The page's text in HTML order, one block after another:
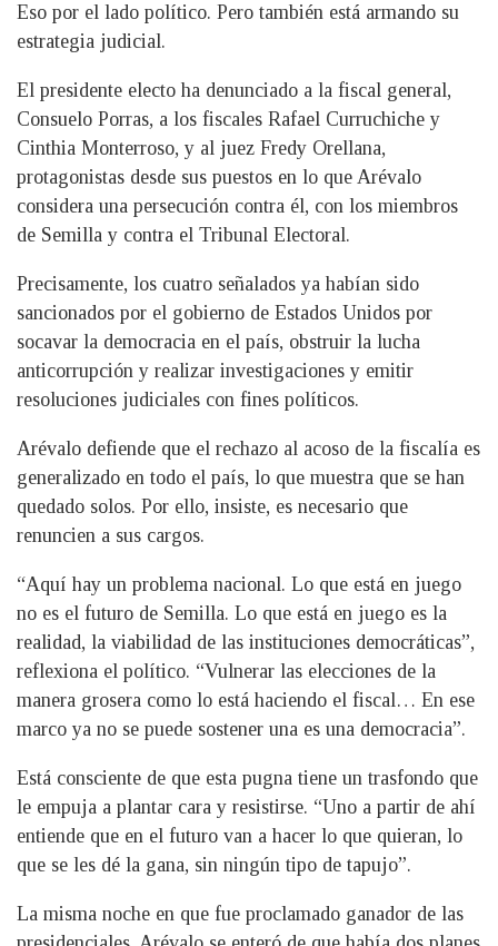
Eso por el lado político. Pero también está armando su
estrategia judicial.
El presidente electo ha denunciado a la fiscal general,
Consuelo Porras, a los fiscales Rafael Curruchiche y
Cinthia Monterroso, y al juez Fredy Orellana,
protagonistas desde sus puestos en lo que Arévalo
considera una persecución contra él, con los miembros
de Semilla y contra el Tribunal Electoral.
Precisamente, los cuatro señalados ya habían sido
sancionados por el gobierno de Estados Unidos por
socavar la democracia en el país, obstruir la lucha
anticorrupción y realizar investigaciones y emitir
resoluciones judiciales con fines políticos.
Arévalo defiende que el rechazo al acoso de la fiscalía es
generalizado en todo el país, lo que muestra que se han
quedado solos. Por ello, insiste, es necesario que
renuncien a sus cargos.
“Aquí hay un problema nacional. Lo que está en juego
no es el futuro de Semilla. Lo que está en juego es la
realidad, la viabilidad de las instituciones democráticas”,
reflexiona el político. “Vulnerar las elecciones de la
manera grosera como lo está haciendo el fiscal… En ese
marco ya no se puede sostener una es una democracia”.
Está consciente de que esta pugna tiene un trasfondo que
le empuja a plantar cara y resistirse. “Uno a partir de ahí
entiende que en el futuro van a hacer lo que quieran, lo
que se les dé la gana, sin ningún tipo de tapujo”.
La misma noche en que fue proclamado ganador de las